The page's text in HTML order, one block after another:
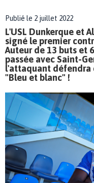
Publié le 2 juillet 2022
L'USL Dunkerque et
signé le premier
Auteur de 13 buts et
passée avec Saint-
l'attaquant défendra
"Bleu et blanc" !